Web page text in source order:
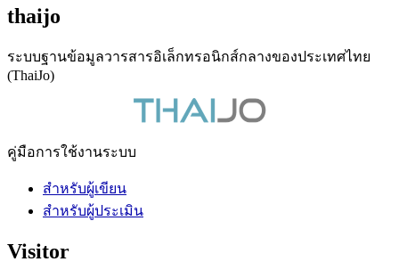
thaijo
ระบบฐานข้อมูลวารสารอิเล็กทรอนิกส์กลางของประเทศไทย
(ThaiJo)
คู่มือการใช้งานระบบ
สำหรับผู้เขียน
สำหรับผู้ประเมิน
Visitor